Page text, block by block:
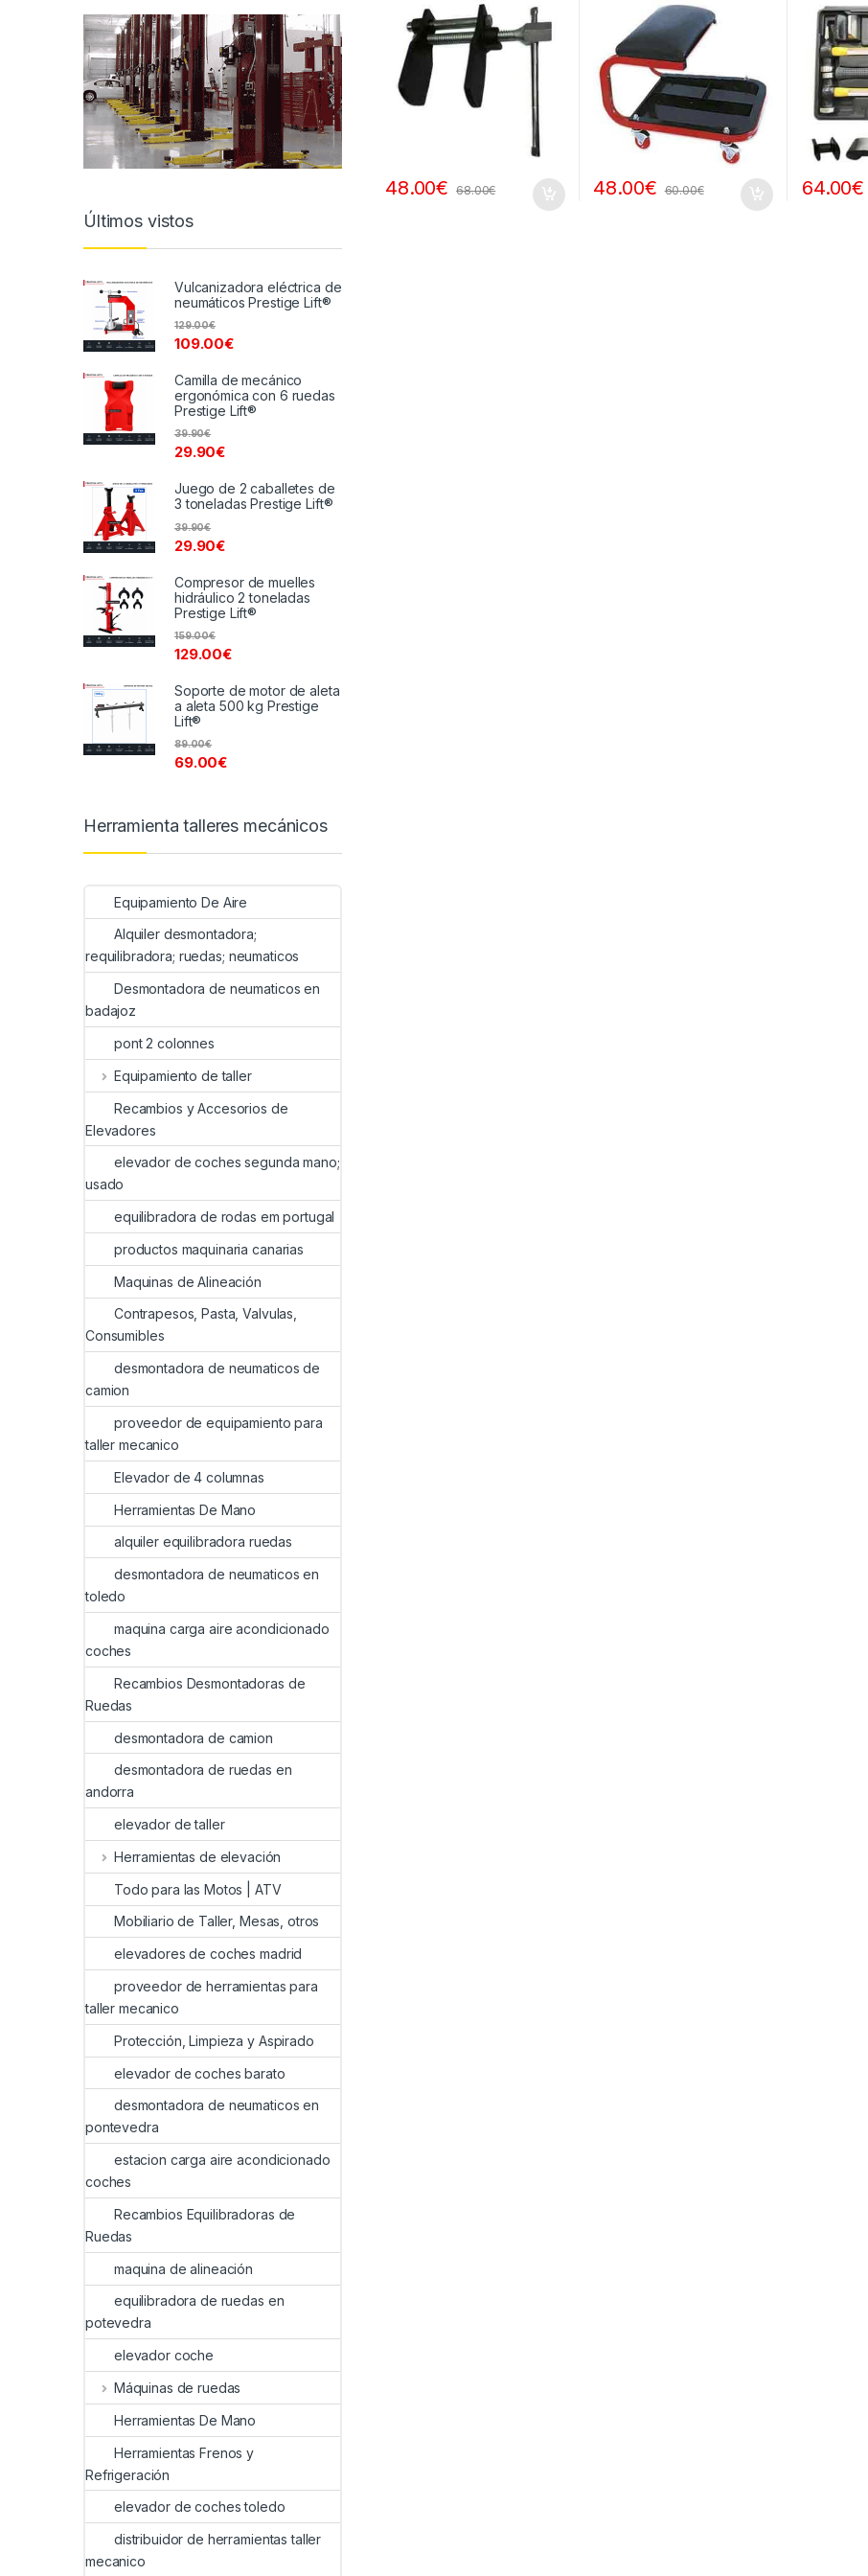
48.00€ 68.00€ 48.00€ 60.00€ 64.00€
Últimos vistos
Vulcanizadora eléctrica de
neumáticos Prestige Lift®
109.00€
129.00€
Camilla de mecánico
ergonómica con 6 ruedas
Prestige Lift®
29.90€
39.90€
Juego de 2 caballetes de
3 toneladas Prestige Lift®
29.90€
39.90€
Compresor de muelles
hidráulico 2 toneladas
Prestige Lift®
129.00€
159.00€
Soporte de motor de aleta
a aleta 500 kg Prestige
Lift®
69.00€
89.00€
Herramienta talleres mecánicos
Equipamiento De Aire
Alquiler desmontadora;
requilibradora; ruedas; neumaticos
Desmontadora de neumaticos en
badajoz
pont 2 colonnes
Equipamiento de taller
Recambios y Accesorios de
Elevadores
elevador de coches segunda mano;
usado
equilibradora de rodas em portugal
productos maquinaria canarias
Maquinas de Alineación
Contrapesos, Pasta, Valvulas,
Consumibles
desmontadora de neumaticos de
camion
proveedor de equipamiento para
taller mecanico
Elevador de 4 columnas
Herramientas De Mano
alquiler equilibradora ruedas
desmontadora de neumaticos en
toledo
maquina carga aire acondicionado
coches
Recambios Desmontadoras de
Ruedas
desmontadora de camion
desmontadora de ruedas en
andorra
elevador de taller
Herramientas de elevación
Todo para las Motos | ATV
Mobiliario de Taller, Mesas, otros
elevadores de coches madrid
proveedor de herramientas para
taller mecanico
Protección, Limpieza y Aspirado
elevador de coches barato
desmontadora de neumaticos en
pontevedra
estacion carga aire acondicionado
coches
Recambios Equilibradoras de
Ruedas
maquina de alineación
equilibradora de ruedas en
potevedra
elevador coche
Máquinas de ruedas
Herramientas De Mano
Herramientas Frenos y
Refrigeración
elevador de coches toledo
distribuidor de herramientas taller
mecanico